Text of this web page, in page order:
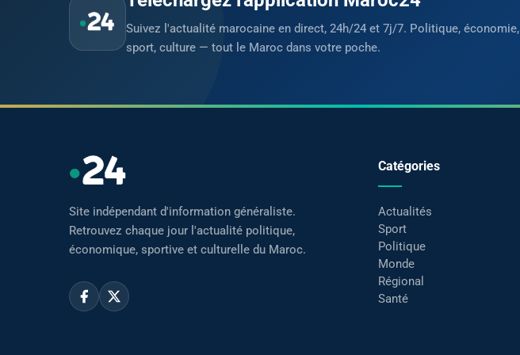
Suivez l'actualité marocaine en direct, 24h/24 et 7j/7. Politique, économie,
sport, culture — tout le Maroc dans votre poche.
Site indépendant d'information généraliste.
Retrouvez chaque jour l'actualité politique,
économique, sportive et culturelle du Maroc.
Catégories
Actualités
Sport
Politique
Monde
Régional
Santé